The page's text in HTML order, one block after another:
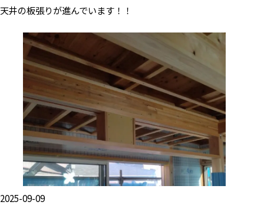
天井の板張りが進んでいます！！
2025-09-09